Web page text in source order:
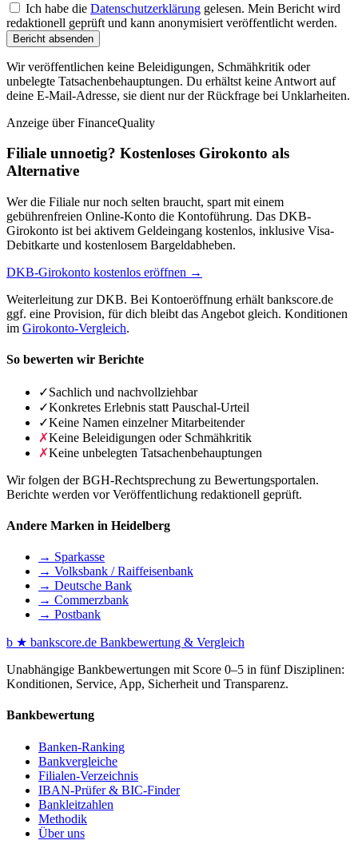
Ich habe die Datenschutzerklärung gelesen. Mein Bericht wird
redaktionell geprüft und kann anonymisiert veröffentlicht werden.
Bericht absenden
Wir veröffentlichen keine Beleidigungen, Schmähkritik oder
unbelegte Tatsachenbehauptungen. Du erhältst keine Antwort auf
deine E-Mail-Adresse, sie dient nur der Rückfrage bei Unklarheiten.
Anzeige über FinanceQuality
Filiale unnoetig? Kostenloses Girokonto als
Alternative
Wer die Filiale nur noch selten braucht, spart mit einem
gebührenfreien Online-Konto die Kontoführung. Das DKB-
Girokonto ist bei aktivem Geldeingang kostenlos, inklusive Visa-
Debitkarte und kostenlosem Bargeldabheben.
DKB-Girokonto kostenlos eröffnen →
Weiterleitung zur DKB. Bei Kontoeröffnung erhält bankscore.de
ggf. eine Provision, für dich bleibt das Angebot gleich. Konditionen
im Girokonto-Vergleich.
So bewerten wir Berichte
✓Sachlich und nachvollziehbar
✓Konkretes Erlebnis statt Pauschal-Urteil
✓Keine Namen einzelner Mitarbeitender
✗Keine Beleidigungen oder Schmähkritik
✗Keine unbelegten Tatsachenbehauptungen
Wir folgen der BGH-Rechtsprechung zu Bewertungsportalen.
Berichte werden vor Veröffentlichung redaktionell geprüft.
Andere Marken in Heidelberg
→ Sparkasse
→ Volksbank / Raiffeisenbank
→ Deutsche Bank
→ Commerzbank
→ Postbank
b ★ bankscore.de Bankbewertung & Vergleich
Unabhängige Bankbewertungen mit Score 0–5 in fünf Disziplinen:
Konditionen, Service, App, Sicherheit und Transparenz.
Bankbewertung
Banken-Ranking
Bankvergleiche
Filialen-Verzeichnis
IBAN-Prüfer & BIC-Finder
Bankleitzahlen
Methodik
Über uns